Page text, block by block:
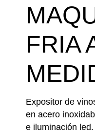
FRIA
Expositor de
en acero
e iluminación